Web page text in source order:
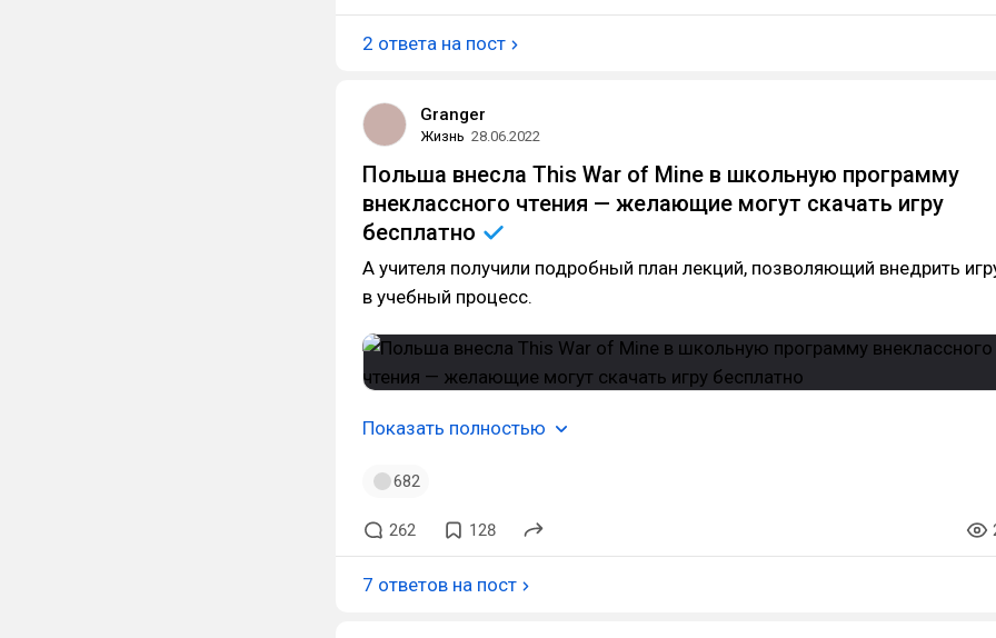
2 ответа на пост
Granger
Жизнь 28.06.2022
Польша внесла This War of Mine в школьную программу
внеклассного чтения — желающие могут скачать игру
бесплатно
А учителя получили подробный план лекций, позволяющий внедрить
в учебный процесс.
Показать полностью
682
262 128
7 ответов на пост